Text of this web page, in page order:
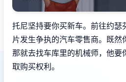
托尼坚持要你买新车。前往约瑟
片发生争执的汽车零售商。既然
那就去找车库里的机械师，他要
取购买权利。